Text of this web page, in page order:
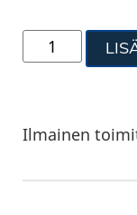
Ilmainen